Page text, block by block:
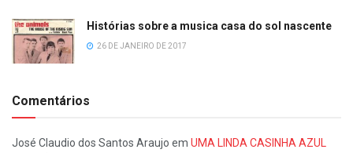
Histórias sobre a musica casa do sol nascente
26 DE JANEIRO DE 2017
Comentários
José Claudio dos Santos Araujo em UMA LINDA CASINHA AZUL